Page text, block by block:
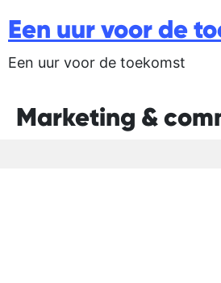
Een uur voor de
Een uur voor de toekomst
Marketing &